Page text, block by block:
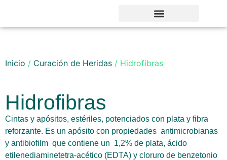
Inicio / Curación de Heridas / Hidrofibras
Hidrofibras
Cintas y apósitos, estériles, potenciados con plata y fibra
reforzante. Es un apósito con propiedades antimicrobianas
y antibiofilm que contiene un 1,2% de plata, ácido
etilenediaminetetra-acético (EDTA) y cloruro de benzetonio